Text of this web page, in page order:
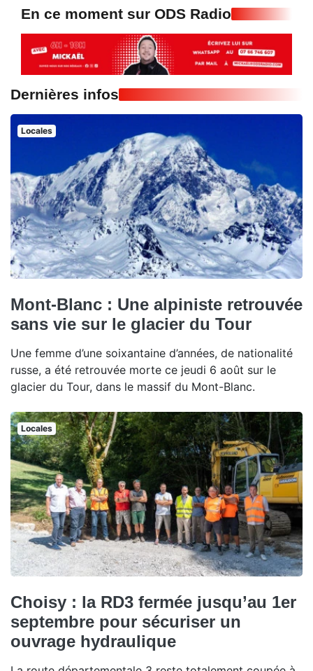
En ce moment sur ODS Radio
Dernières infos
Locales
Mont-Blanc : Une alpiniste retrouvée
sans vie sur le glacier du Tour
Une femme d’une soixantaine d’années, de nationalité
russe, a été retrouvée morte ce jeudi 6 août sur le
glacier du Tour, dans le massif du Mont-Blanc.
Locales
Choisy : la RD3 fermée jusqu’au 1er
septembre pour sécuriser un
ouvrage hydraulique